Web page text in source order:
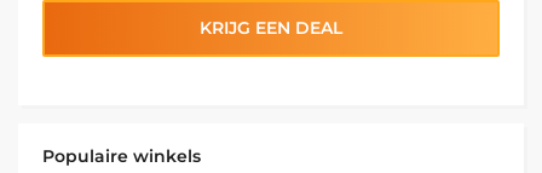
KRIJG EEN DEAL
Populaire winkels